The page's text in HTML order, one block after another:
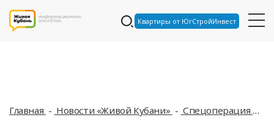
Квартиры от ЮгСтройИнвест
Главная Новости «Живой Кубани» Спецоперация